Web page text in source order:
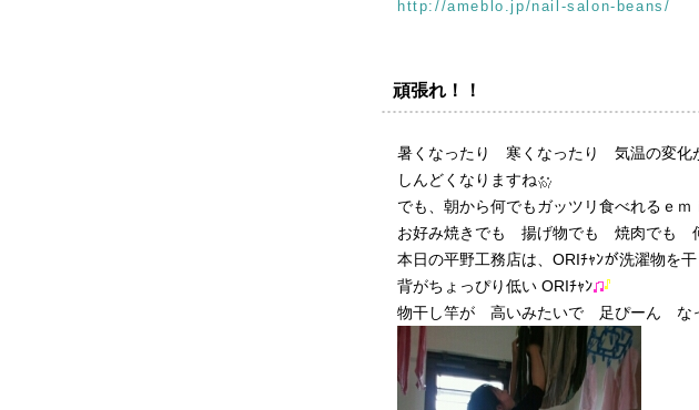
http://ameblo.jp/nail-salon-beans/
頑張れ！！
暑くなったり 寒くなったり 気温の変化
しんどくなりますね
でも、朝から何でもガッツリ食べれるｅｍ
お好み焼きでも 揚げ物でも 焼肉でも
本日の平野工務店は、ORIﾁｬﾝが洗濯物を干
背がちょっぴり低い ORIﾁｬﾝ
物干し竿が 高いみたいで 足ぴーん な